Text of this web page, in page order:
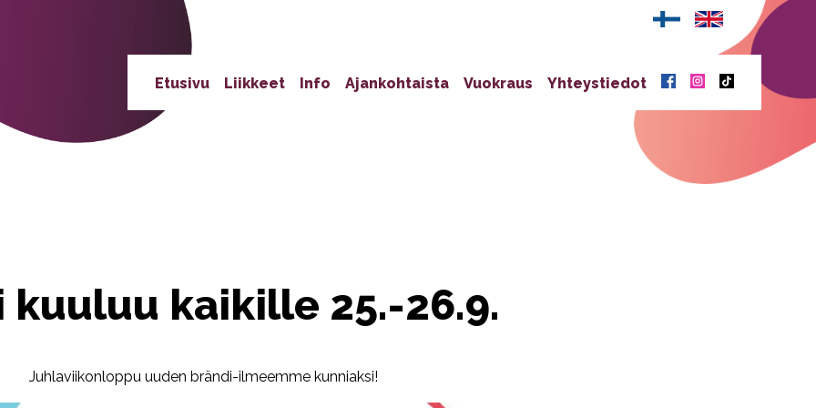
Etusivu Liikkeet Info Ajankohtaista Vuokraus Yhteystiedot
kuuluu kaikille 25.-26.9.
Juhlaviikonloppu uuden brändi-ilmeemme kunniaksi!